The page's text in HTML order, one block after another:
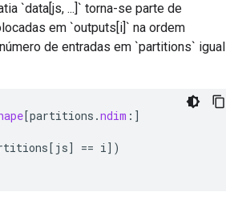
`data[js, ...]` torna-se parte de
em `outputs[i]` na ordem
de entradas em `partitions` igual
[partitions .ndim : ]
[ js] == i] )